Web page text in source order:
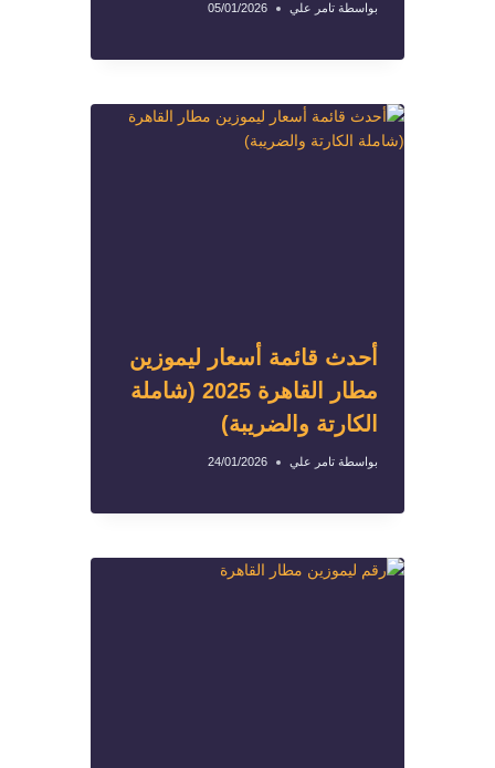
بواسطة تامر علي 05/01/2026
أحدث قائمة أسعار ليموزين
مطار القاهرة 2025 (شاملة
الكارتة والضريبة)
بواسطة تامر علي 24/01/2026